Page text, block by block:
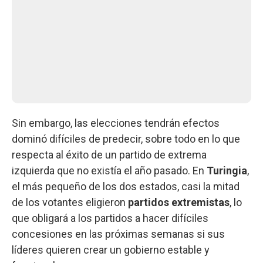
Sin embargo, las elecciones tendrán efectos
dominó difíciles de predecir, sobre todo en lo que
respecta al éxito de un partido de extrema
izquierda que no existía el año pasado. En Turingia,
el más pequeño de los dos estados, casi la mitad
de los votantes eligieron partidos extremistas, lo
que obligará a los partidos a hacer difíciles
concesiones en las próximas semanas si sus
líderes quieren crear un gobierno estable y